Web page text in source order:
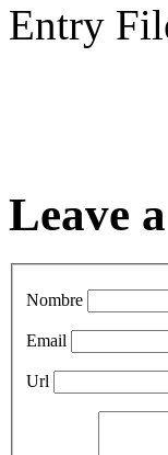
Entry
Leave
Nombre
Email
Url